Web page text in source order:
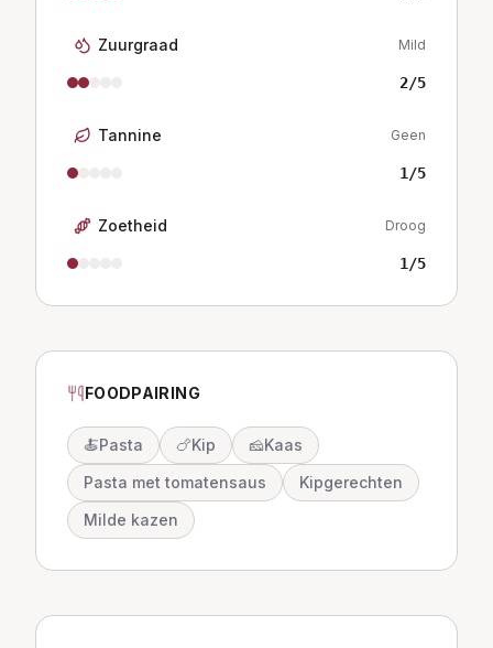
Zuurgraad Mild
2/5
Tannine Geen
1 /5
Zoetheid Droog
1 /5
FOODPAIRING
🍝Pasta 🍗Kip 🧀Kaas
Pasta met tomatensaus
Kipgerechten
Milde kazen